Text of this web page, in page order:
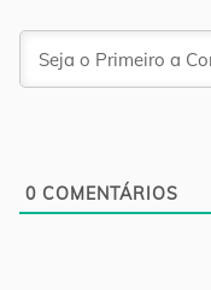
0 COMENTÁRIOS